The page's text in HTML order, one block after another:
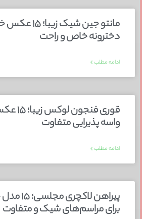
مانتو جین شیک
دخترونه خاص و راحت
ادامه مطلب »
قوری
واسه پذیرایی متفاوت
ادامه مطلب »
پیراهن
برای مراسم‌های شیک و متفاوت